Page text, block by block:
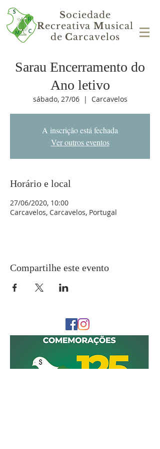
Sociedade
RecreativaMusical
deCarcavelos
Sarau Encerramento do
Ano letivo
sábado, 27/06
  |
Carcavelos
A inscrição está fechada
Ver outros eventos
Horário e local
27/06/2020, 10:00
Carcavelos, Carcavelos, Portugal
Compartilhe este evento